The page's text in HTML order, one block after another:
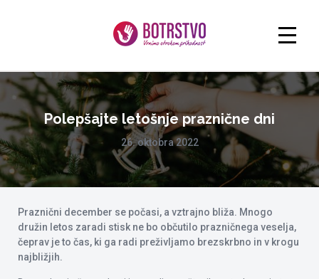
Polepšajte letošnje praznične dni
26. oktobra 2022
Praznični december se počasi, a vztrajno bliža. Mnogo
družin letos zaradi stisk ne bo občutilo prazničnega veselja,
čeprav je to čas, ki ga radi preživljamo brezskrbno in v krogu
najbližjih.